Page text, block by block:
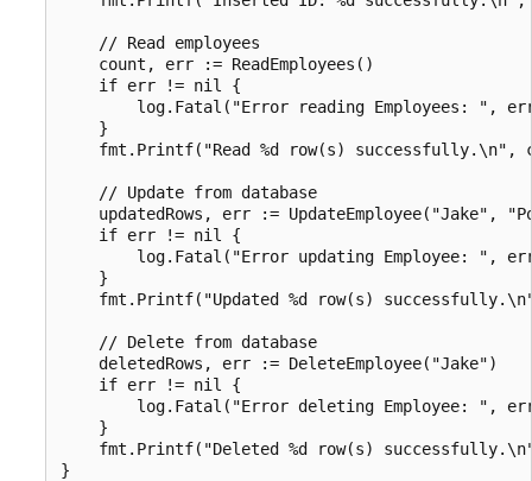
    // Read employees
    count, err := ReadEmployees()
    if err != nil {
log.Fatal("Error reading Employees: ",
    }
fmt.Printf("Read %d row(s) successfully.\n",
    // Update from database
updatedRows, err := UpdateEmployee("Jake",
    if err != nil {
log.Fatal("Error updating Employee: ",
    }
fmt.Printf("Updated %d row(s)
    // Delete from database
    deletedRows, err := DeleteEmployee("Jake")
    if err != nil {
log.Fatal("Error deleting Employee: ",
    }
fmt.Printf("Deleted %d row(s)
}